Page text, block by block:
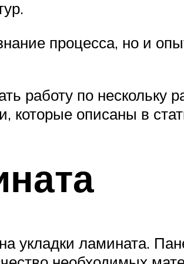
процесса, но и
работу по нескольку
которые описаны в
укладки ламината.